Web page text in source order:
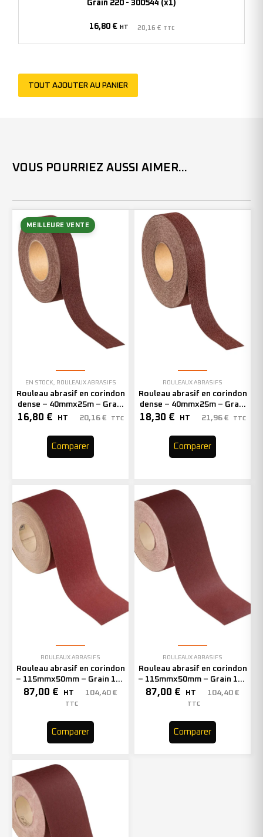
Grain
(x1)
Grain 220 - 300544 (x1)
16,80 € HT 20,16 €
TOUT AJOUTER AU PANIER
VOUS POURRIEZ AUSSI AIMER...
MEILLEURE VENTE
EN STOCK ROULEAUX ABRASIFS
Rouleau abrasif en corindon
dense – 40mmx25m – Grain
100 – 300540 (x1)
16,80 € HT 20,16 € TTC
Comparer
ROULEAUX ABRASIFS
Rouleau abrasif en corindon
dense – 40mmx25m – Grain
60 – 300538 (x1)
18,30 € HT 21,96 € TTC
Comparer
ROULEAUX ABRASIFS
Rouleau abrasif en corindon
– 115mmx50mm – Grain 180
– 305467 (x1)
87,00 € HT 104,40 €
TTC
Comparer
ROULEAUX ABRASIFS
Rouleau abrasif en corindon
– 115mmx50mm – Grain 150
– 305466 (x1)
87,00 € HT 104,40 €
TTC
Comparer